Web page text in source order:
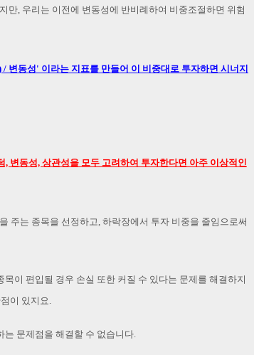
만, 우리는 이전에 변동성에 반비례하여 비중조절하면 위험
변동성' 이라는 지표를 만들어 이 비중대로 투자하면 시너지
변동성, 상관성을 모두 고려하여 투자한다면 아주 이상적인
주는 종목을 선정하고, 하락장에서 투자 비중을 줄임으로써
이 편입될 경우 손실 또한 커질 수 있다는 문제를 해결하지
이 있지요.
문제점을 해결할 수 없습니다.